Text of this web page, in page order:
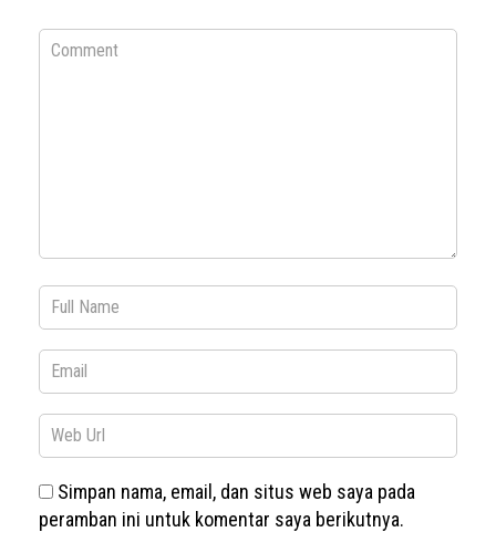
Simpan nama, email, dan situs web saya pada
peramban ini untuk komentar saya berikutnya.